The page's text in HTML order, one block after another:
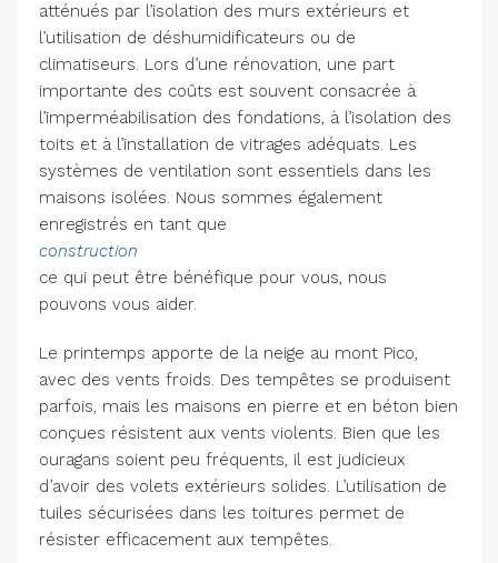
atténués par l’isolation des murs extérieurs et
l’utilisation de déshumidificateurs ou de
climatiseurs. Lors d’une rénovation, une part
importante des coûts est souvent consacrée à
l’imperméabilisation des fondations, à l’isolation des
toits et à l’installation de vitrages adéquats. Les
systèmes de ventilation sont essentiels dans les
maisons isolées. Nous sommes également
enregistrés en tant que
construction
ce qui peut être bénéfique pour vous, nous
pouvons vous aider.
Le printemps apporte de la neige au mont Pico,
avec des vents froids. Des tempêtes se produisent
parfois, mais les maisons en pierre et en béton bien
conçues résistent aux vents violents. Bien que les
ouragans soient peu fréquents, il est judicieux
d’avoir des volets extérieurs solides. L’utilisation de
tuiles sécurisées dans les toitures permet de
résister efficacement aux tempêtes.